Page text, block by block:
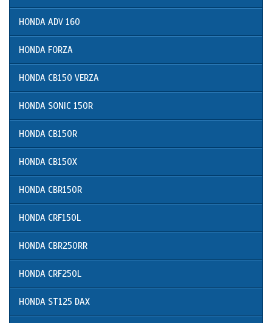
HONDA ADV 160
HONDA FORZA
HONDA CB150 VERZA
HONDA SONIC 150R
HONDA CB150R
HONDA CB150X
HONDA CBR150R
HONDA CRF150L
HONDA CBR250RR
HONDA CRF250L
HONDA ST125 DAX